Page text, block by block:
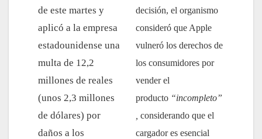
de este martes y
aplicó a la empresa
estadounidense una
multa de 12,2
millones de reales
(unos 2,3 millones
de dólares) por
daños a los
decisión, el organismo
consideró que Apple
vulneró los derechos de
los consumidores por
vender el
producto “incompleto”
considerando que el
cargador es esencial